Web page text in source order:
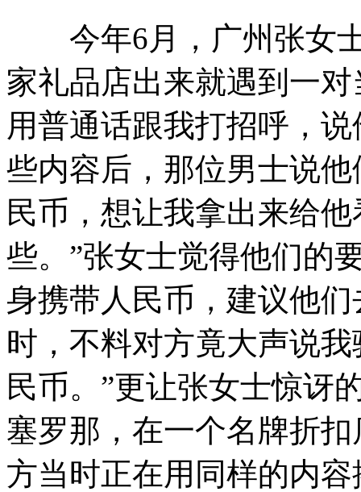
今年6月，广州张女士
家礼品店出来就遇到一
用普通话跟我打招呼，
些内容后，那位男士说
民币，想让我拿出来给
些。”张女士觉得他们的
身携带人民币，建议他
时，不料对方竟大声说
民币。”更让张女士惊讶
塞罗那，在一个名牌折
方当时正在用同样的内